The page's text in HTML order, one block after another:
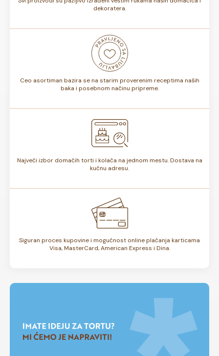
dekoratera.
Ceo asortiman bazira se na starim proverenim receptima naših
baka i posebnom načinu pripreme.
Najveći izbor domaćih torti i kolača na jednom mestu. Dostava na
kućnu adresu.
Siguran proces kupovine i mogućnost online plaćanja karticama
Visa, MasterCard, American Express i Dina.